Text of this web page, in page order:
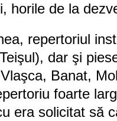
horile de la
repertoriul
dar şi
Banat,
foarte
era solicitat să